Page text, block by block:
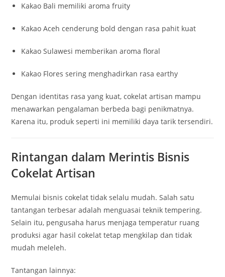
Kakao Bali memiliki aroma fruity
Kakao Aceh cenderung bold dengan rasa pahit kuat
Kakao Sulawesi memberikan aroma floral
Kakao Flores sering menghadirkan rasa earthy
Dengan identitas rasa yang kuat, cokelat artisan mampu
menawarkan pengalaman berbeda bagi penikmatnya.
Karena itu, produk seperti ini memiliki daya tarik tersendiri.
Rintangan dalam Merintis Bisnis
Cokelat Artisan
Memulai bisnis cokelat tidak selalu mudah. Salah satu
tantangan terbesar adalah menguasai teknik tempering.
Selain itu, pengusaha harus menjaga temperatur ruang
produksi agar hasil cokelat tetap mengkilap dan tidak
mudah meleleh.
Tantangan lainnya: